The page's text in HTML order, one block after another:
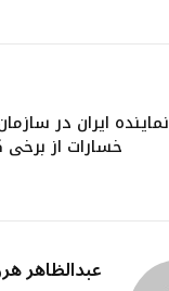
نماینده ایران در
خسارات از
عبدالظاهر